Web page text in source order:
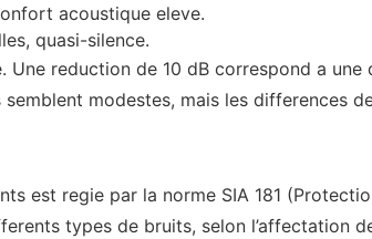
acoustique eleve.
quasi-silence.
Une reduction de 10 dB correspond a
modestes, mais les differences
est regie par la norme SIA 181
types de bruits, selon l’affectation